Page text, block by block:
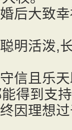
后大致
明活泼,
信且乐
得到支
因理想